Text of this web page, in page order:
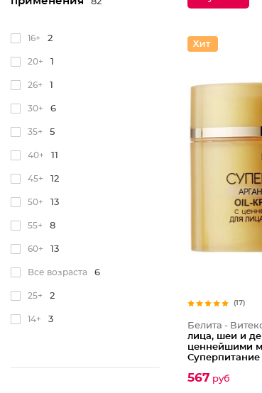
16+ 2
20+ 1
26+ 1
30+ 6
35+ 5
40+ 11
45+ 12
50+ 13
55+ 8
60+ 13
Все возраста 6
25+ 2
14+ 3
(17)
Белита -
лица, шеи и
ценнейшими
567 руб